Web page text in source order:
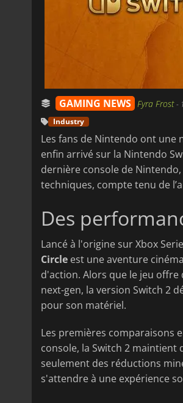
GAMING NEWS Fyra Frost-
Industry
Les fans de Nintendo ont une
enfin arrivé sur la Nintendo
dernière console de
techniques, compte tenu de
Des
Lancé à l'origine sur Xbox
Circle est une aventure
d'action. Alors que le jeu
next-gen, la version Switch 2
pour son matériel.
Les premières comparaisons
console, la Switch 2 maintient
seulement des réductions
s'attendre à une expérience